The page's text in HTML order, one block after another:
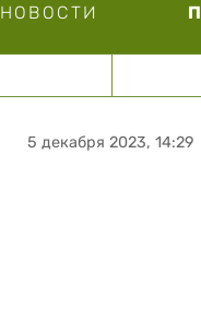
НОВОСТИ
5 декабря 2023, 14:29